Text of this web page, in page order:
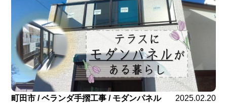
町田市 / ベランダ手摺工事 / モダンパネル
2025.02.20